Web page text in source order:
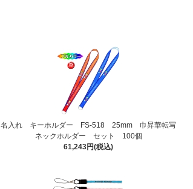
名入れ キーホルダー FS-518 25mm 巾昇華転写
ネックホルダー セット 100個
61,243円(税込)